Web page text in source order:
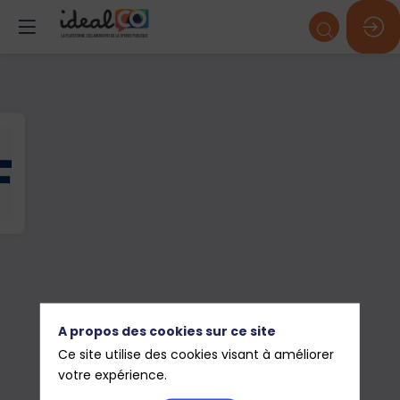
A propos des cookies sur ce site
Ce site utilise des cookies visant à améliorer
votre expérience.